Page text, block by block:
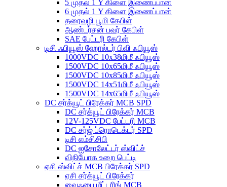
5 முதல் 1 Y கிளை இணைப்பான்
6 முதல் 1 Y கிளை இணைப்பான்
தரைவழி பூமி கேபிள்
ஆண்டர்சன் பவர் கேபிள்
SAE பேட்டரி கேபிள்
டிசி ஃபியூஸ் ஹோல்டர் பிவி ஃபியூஸ்
1000VDC 10x38மிமீ ஃபியூஸ்
1500VDC 10x65மிமீ ஃபியூஸ்
1500VDC 10x85மிமீ ஃபியூஸ்
1500VDC 14x51மிமீ ஃபியூஸ்
1500VDC 14x65மிமீ ஃபியூஸ்
DC சர்க்யூட் பிரேக்கர் MCB SPD
DC சர்க்யூட் பிரேக்கர் MCB
12V-125VDC பேட்டரி MCB
DC சர்ஜ் ப்ரொடெக்டர் SPD
டிசி எம்சிசிபி
DC ஐசோலேட்டர் ஸ்விட்ச்
விநியோக உறை பெட்டி
ஏசி ஸ்விட்ச் MCB பிரேக்கர் SPD
ஏசி சர்க்யூட் பிரேக்கர்
வைஃபை மீட்டரிங் MCB